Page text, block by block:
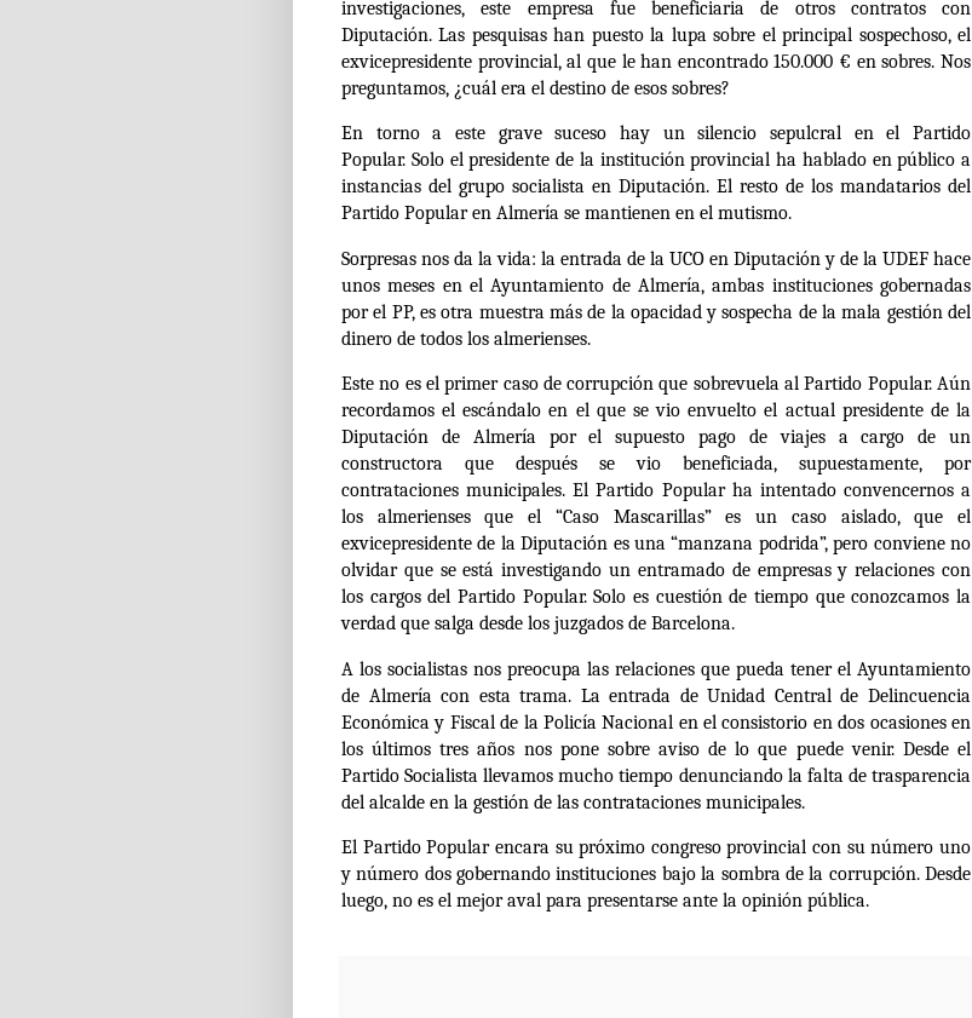
investigaciones, este empresa fue beneficiaria de otros contratos con
Diputación. Las pesquisas han puesto la lupa sobre el principal sospechoso, el
exvicepresidente provincial, al que le han encontrado 150.000 € en sobres. Nos
preguntamos, ¿cuál era el destino de esos sobres?
En torno a este grave suceso hay un silencio sepulcral en el Partido
Popular. Solo el presidente de la institución provincial ha hablado en público a
instancias del grupo socialista en Diputación. El resto de los mandatarios del
Partido Popular en Almería se mantienen en el mutismo.
Sorpresas nos da la vida: la entrada de la UCO en Diputación y de la UDEF hace
unos meses en el Ayuntamiento de Almería, ambas instituciones gobernadas
por el PP, es otra muestra más de la opacidad y sospecha de la mala gestión del
dinero de todos los almerienses.
Este no es el primer caso de corrupción que sobrevuela al Partido Popular. Aún
recordamos el escándalo en el que se vio envuelto el actual presidente de la
Diputación de Almería por el supuesto pago de viajes a cargo de un
constructora que después se vio beneficiada, supuestamente, por
contrataciones municipales. El Partido Popular ha intentado convencernos a
los almerienses que el “Caso Mascarillas” es un caso aislado, que el
exvicepresidente de la Diputación es una “manzana podrida”, pero conviene no
olvidar que se está investigando un entramado de empresas y relaciones con
los cargos del Partido Popular. Solo es cuestión de tiempo que conozcamos la
verdad que salga desde los juzgados de Barcelona.
A los socialistas nos preocupa las relaciones que pueda tener el Ayuntamiento
de Almería con esta trama. La entrada de Unidad Central de Delincuencia
Económica y Fiscal de la Policía Nacional en el consistorio en dos ocasiones en
los últimos tres años nos pone sobre aviso de lo que puede venir. Desde el
Partido Socialista llevamos mucho tiempo denunciando la falta de trasparencia
del alcalde en la gestión de las contrataciones municipales.
El Partido Popular encara su próximo congreso provincial con su número uno
y número dos gobernando instituciones bajo la sombra de la corrupción. Desde
luego, no es el mejor aval para presentarse ante la opinión pública.